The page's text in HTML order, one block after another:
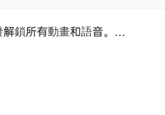
解鎖所有動畫和語音。…